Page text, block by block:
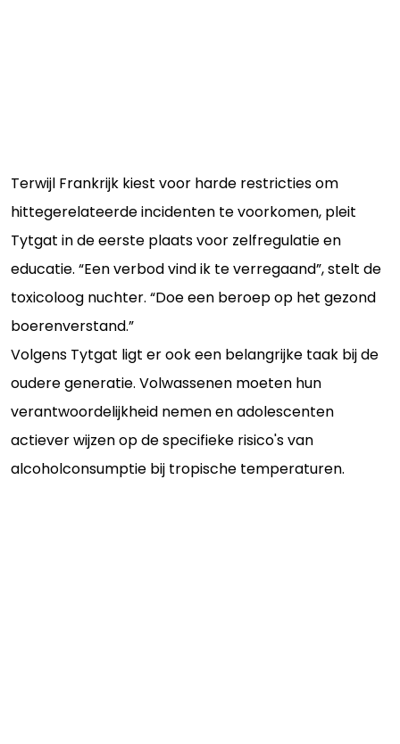
Terwijl Frankrijk kiest voor harde restricties om
hittegerelateerde incidenten te voorkomen, pleit
Tytgat in de eerste plaats voor zelfregulatie en
educatie. “Een verbod vind ik te verregaand”, stelt de
toxicoloog nuchter. “Doe een beroep op het gezond
boerenverstand.”
Volgens Tytgat ligt er ook een belangrijke taak bij de
oudere generatie. Volwassenen moeten hun
verantwoordelijkheid nemen en adolescenten
actiever wijzen op de specifieke risico's van
alcoholconsumptie bij tropische temperaturen.